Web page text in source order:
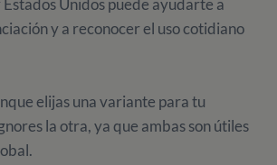
Unidos puede ayudarte a
y a reconocer el uso cotidiano
elijas una variante para tu
la otra, ya que ambas son útiles